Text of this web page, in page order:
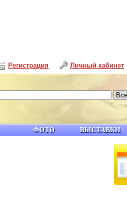
ФОТО ВЫСТАВКИ
Личный кабинет
Регистрация